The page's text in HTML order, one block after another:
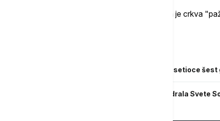
Glavni sveštenik Guido Asman rekao je da je crkva
Kule Notr Dama ponovo otvorene za posetioce
Kijev: U ruskom napadu oštećena katedrala Svete